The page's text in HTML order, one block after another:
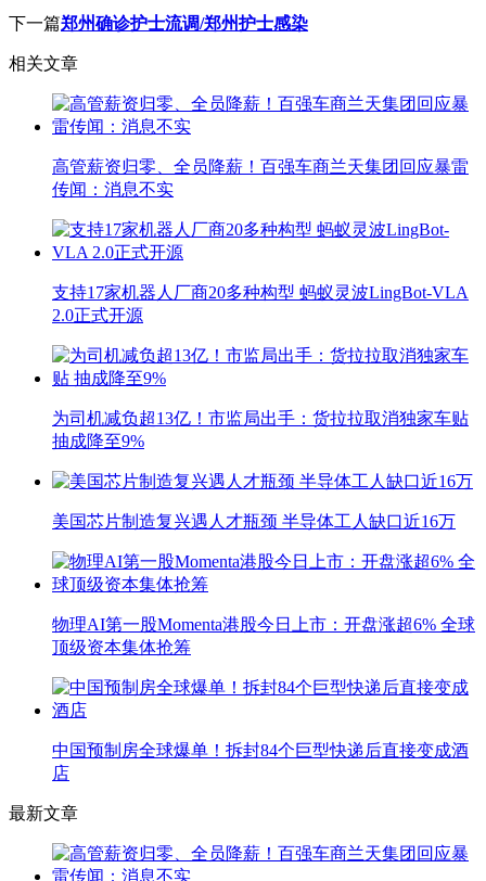
下一篇郑州确诊护士流调/郑州护士感染
相关文章
高管薪资归零、全员降薪！百强车商兰天集团回应暴雷
传闻：消息不实
支持17家机器人厂商20多种构型 蚂蚁灵波LingBot-VLA
2.0正式开源
为司机减负超13亿！市监局出手：货拉拉取消独家车贴
抽成降至9%
美国芯片制造复兴遇人才瓶颈 半导体工人缺口近16万
物理AI第一股Momenta港股今日上市：开盘涨超6% 全球
顶级资本集体抢筹
中国预制房全球爆单！拆封84个巨型快递后直接变成酒
店
最新文章